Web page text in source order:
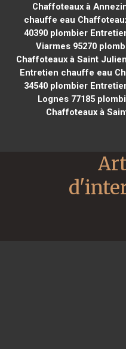
Chaffoteaux à
chauffe eau
40390plombier
Viarmes 95270
Chaffoteaux à Saint
Entretien chauffe eau
34540plombier
Lognes 77185
Chaffoteaux à